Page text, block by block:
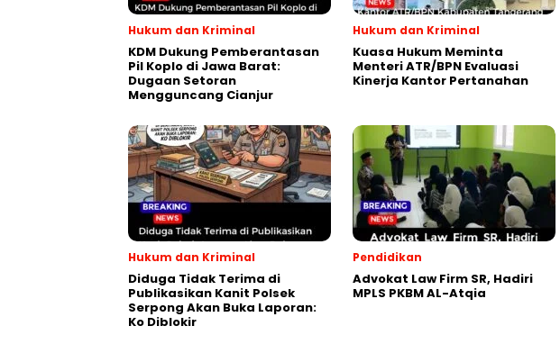
Hukum dan Kriminal
KDM Dukung Pemberantasan
Pil Koplo di Jawa Barat:
Dugaan Setoran
Mengguncang Cianjur
Hukum dan Kriminal
Kuasa Hukum Meminta
Menteri ATR/BPN Evaluasi
Kinerja Kantor Pertanahan
Hukum dan Kriminal
Diduga Tidak Terima di
Publikasikan Kanit Polsek
Serpong Akan Buka Laporan:
Ko Diblokir
Pendidikan
Advokat Law Firm SR, Hadiri
MPLS PKBM AL-Atqia